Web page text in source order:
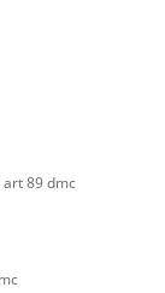
art 89 dmc